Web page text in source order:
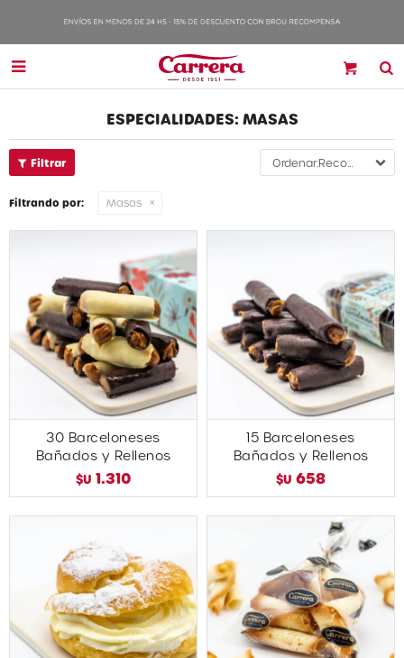

ESPECIALIDADES: MASAS
Recomendados
Filtrando por: Masas
30 Barceloneses
Bañados y Rellenos
$U 1.310
15 Barceloneses
Bañados y Rellenos
$U 658